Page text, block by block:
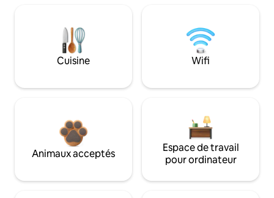
Cuisine Wifi
Animaux acceptés
Espace de travail
pour ordinateur